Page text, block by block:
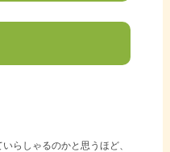
らしゃるのかと思うほど、